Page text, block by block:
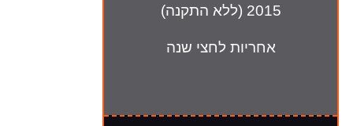
2015 (ללא התקנה)
אחריות לחצי שנה